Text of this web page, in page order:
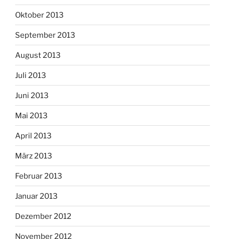
Oktober 2013
September 2013
August 2013
Juli 2013
Juni 2013
Mai 2013
April 2013
März 2013
Februar 2013
Januar 2013
Dezember 2012
November 2012